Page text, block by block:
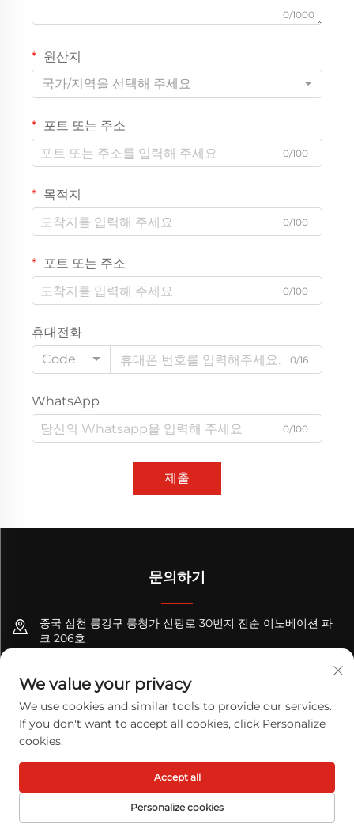
0/1000
원산지
국가/지역을 선택해 주세요
포트 또는 주소
0/100
목적지
0/100
포트 또는 주소
0/100
휴대전화
Code
0/16
WhatsApp
0/100
제출
문의하기
중국 심천 룽강구 룽청가 신펑로 30번지 진순 이노베이션 파
크 206호
[email protected]
Copyright © 2026 TODAY LOGISTICS LTD. 판권 소유.
리방침
We value your privacy
We use cookies and similar tools to provide our services.
If you don't want to accept all cookies, click Personalize
cookies.
Personalize cookies
Accept all